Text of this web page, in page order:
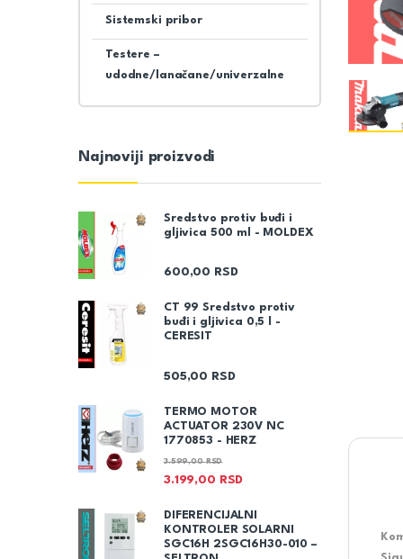
Sistemski pribor
Testere –
udodne/lanačane/univerzalne
Najnoviji proizvodi
Sredstvo protiv buđi i
gljivica 500 ml - MOLDEX
600,00 RSD
CT 99 Sredstvo protiv
buđi i gljivica 0,5 l -
CERESIT
505,00 RSD
TERMO MOTOR
ACTUATOR 230V NC
1770853 - HERZ
3.199,00 RSD
3.599,00RSD
DIFERENCIJALNI
KONTROLER SOLARNI
SGC16H 2SGC16H30-010 –